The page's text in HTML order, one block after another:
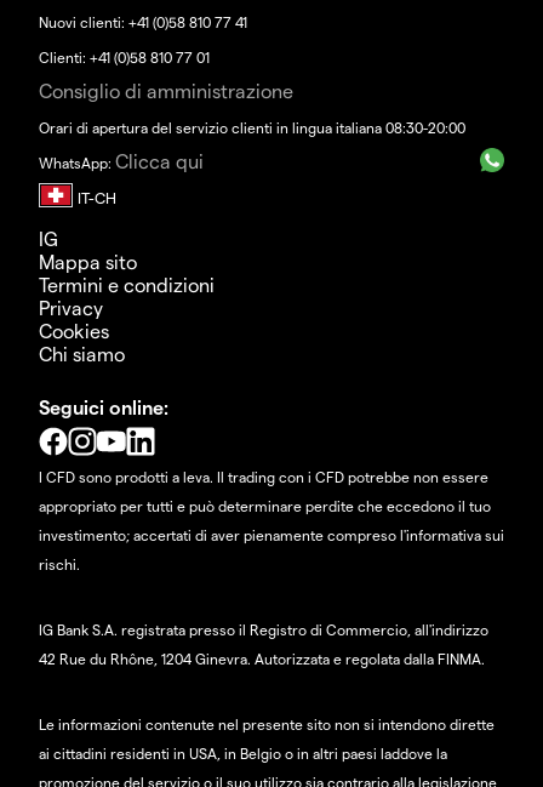
Nuovi clienti: +41 (0)58 810 77 41
Clienti: +41 (0)58 810 77 01
Consiglio di amministrazione
Orari di apertura del servizio clienti in lingua italiana 08:30-20:00
WhatsApp: Clicca qui
IG
Mappa sito
Termini e condizioni
Privacy
Cookies
Chi siamo
Seguici online:
I CFD sono prodotti a leva. Il trading con i CFD potrebbe non essere
appropriato per tutti e può determinare perdite che eccedono il tuo
investimento; accertati di aver pienamente compreso l'informativa sui
rischi.
IG Bank S.A. registrata presso il Registro di Commercio, all'indirizzo
42 Rue du Rhône, 1204 Ginevra. Autorizzata e regolata dalla FINMA.
Le informazioni contenute nel presente sito non si intendono dirette
ai cittadini residenti in USA, in Belgio o in altri paesi laddove la
promozione del servizio o il suo utilizzo sia contrario alla legislazione